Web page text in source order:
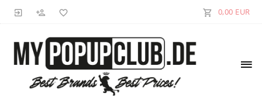
0,00 EUR